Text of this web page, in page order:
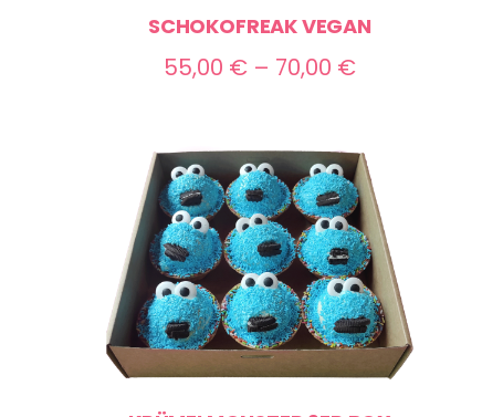
SCHOKOFREAK VEGAN
55,00 € – 70,00 €Preisspanne:
70,00 €